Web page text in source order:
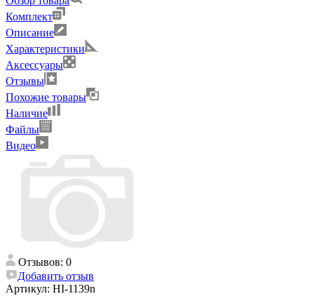
Комплект
Описание
Характеристики
Аксессуары
Отзывы
Похожие товары
Наличие
Файлы
Видео
Отзывов: 0
Добавить отзыв
Артикул: HI-1139n